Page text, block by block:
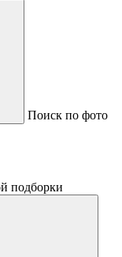
Поиск по фото
подборки